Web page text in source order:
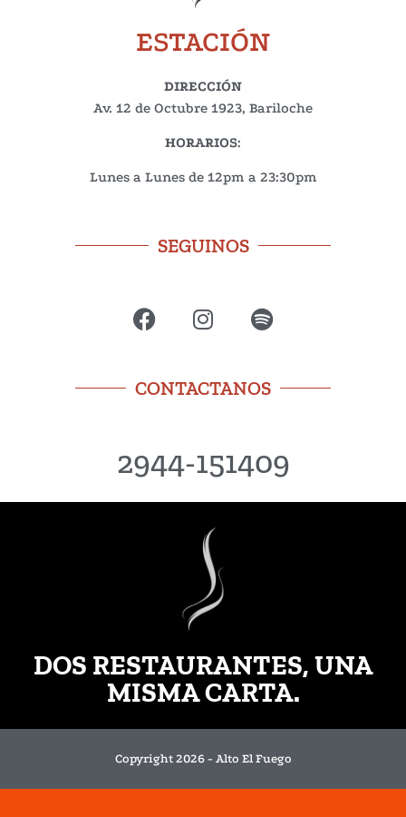
ESTACIÓN
DIRECCIÓN
Av. 12 de Octubre 1923, Bariloche
HORARIOS:
Lunes a Lunes de 12pm a 23:30pm
SEGUINOS
CONTACTANOS
2944-151409
DOS RESTAURANTES, UNA
MISMA CARTA.
Copyright 2026 - Alto El Fuego